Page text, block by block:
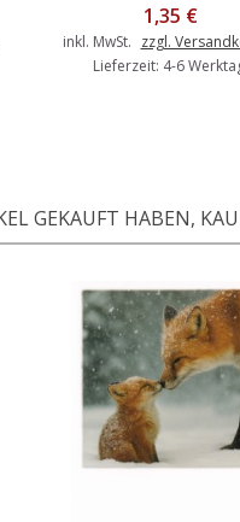
1,35 €
inkl. MwSt. zzgl.
Lieferzeit: 4-6
GEKAUFT HABEN,